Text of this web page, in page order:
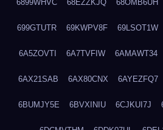
6899WHVC 68EZZKJQ 68OMB6UH
699GTUTR 69KWPV8F 69LSOT1W
6A5ZOVTI 6A7TVFIW 6AMAWT34
6AX21SAB 6AX80CNX 6AYEZFQ7
6BUMJY5E 6BVXINIU 6CJKUI7J